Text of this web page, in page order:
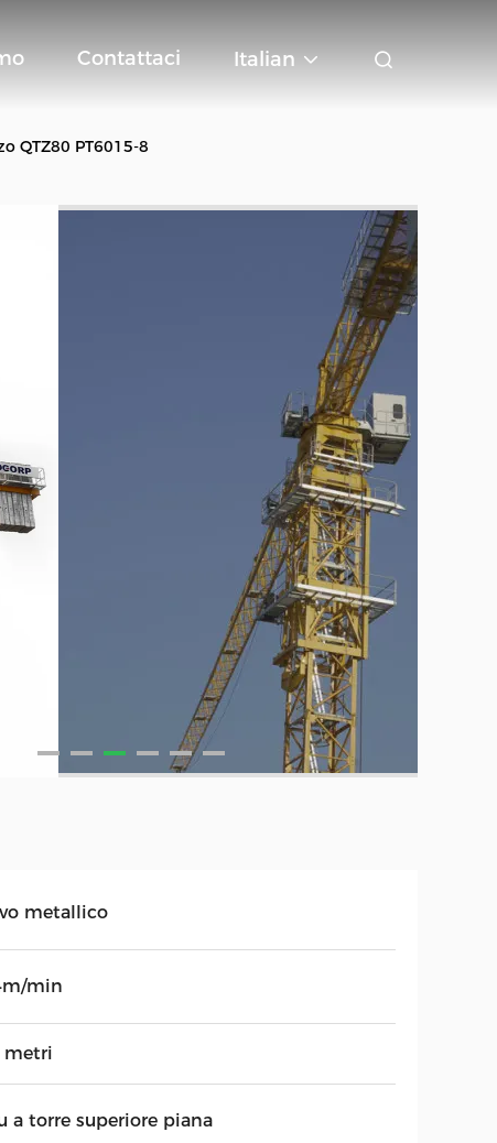
Contattaci Italian
QTZ80 PT6015-8
metallico
min
metri
a torre superiore piana